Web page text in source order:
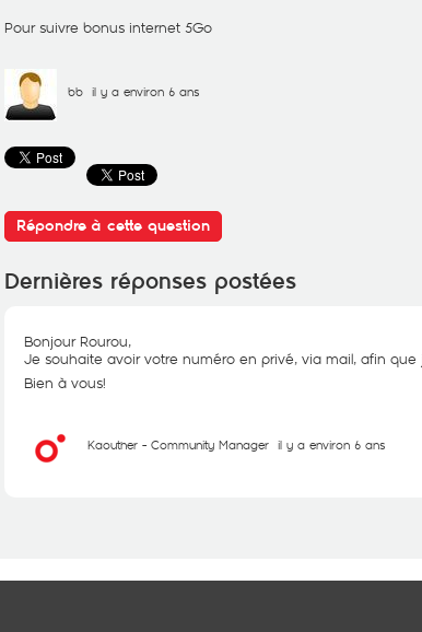
Pour suivre bonus internet 5Go
bb il y a environ 6 ans
Répondre à cette question
Dernières réponses postées
Bonjour Rourou,
Je souhaite avoir votre numéro en privé, via mail, afin que
Bien à vous!
Kaouther - Community Manager il y a environ 6 ans